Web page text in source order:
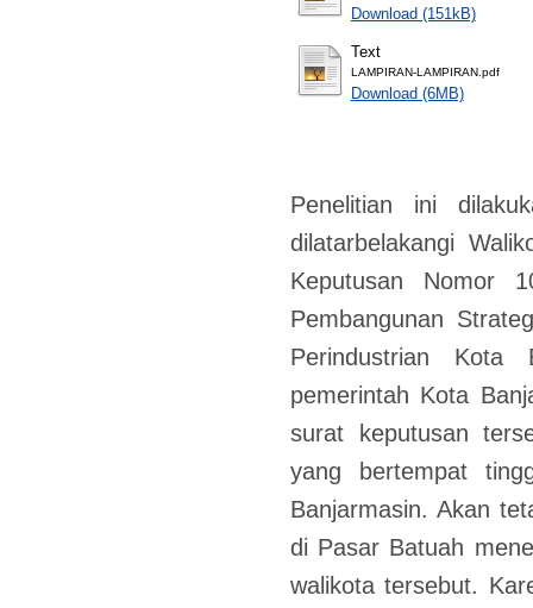
Download (151kB)
Text
LAMPIRAN-LAMPIRAN.pdf
Download (6MB)
Penelitian ini
dilatarbelakangi
Keputusan Nomor
Pembangunan
Perindustrian Kota
pemerintah Kota
surat keputusan
yang bertempat
Banjarmasin. Akan
di Pasar Batuah
walikota tersebut.